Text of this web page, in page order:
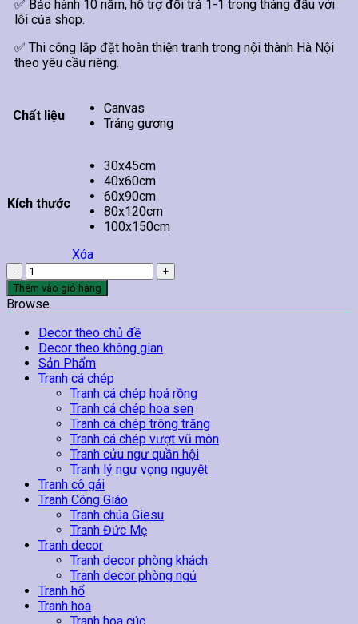
✅ Bảo hành 10 năm, hỗ trợ đổi trả 1-1 trong tháng đầu với
lỗi của shop.
✅ Thi công lắp đặt hoàn thiện tranh trong nội thành Hà Nội
theo yêu cầu riêng.
Chất liệu
Canvas
Tráng gương
Kích thước
30x45cm
40x60cm
60x90cm
80x120cm
100x150cm
Xóa
Tranh
Chúa
Ngồi
Suy
Tư
số
lượng
Thêm vào giỏ hàng
Browse
Decor theo chủ đề
Decor theo không gian
Sản Phẩm
Tranh cá chép
Tranh cá chép hoá rồng
Tranh cá chép hoa sen
Tranh cá chép trông trăng
Tranh cá chép vượt vũ môn
Tranh cửu ngư quần hội
Tranh lý ngư vọng nguyệt
Tranh cô gái
Tranh Công Giáo
Tranh chúa Giesu
Tranh Đức Mẹ
Tranh decor
Tranh decor phòng khách
Tranh decor phòng ngủ
Tranh hổ
Tranh hoa